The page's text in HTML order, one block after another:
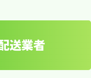
送業者